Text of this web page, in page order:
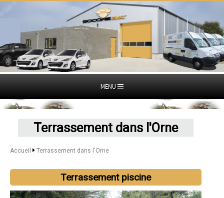
MENU
Terrassement dans l'Orne
Accueil Terrassement dans l'Orne
Terrassement piscine